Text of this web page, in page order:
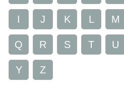
I J K L M
Q R S T U
Y Z